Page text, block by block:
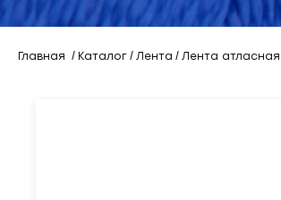
Кант
Лента
Главная Каталог Лента Лента атласная